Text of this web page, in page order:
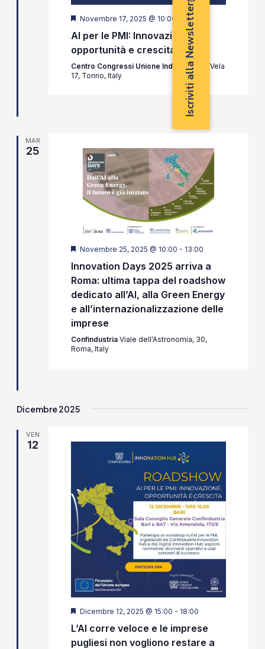
Segnalati
Novembre 17, 2025 @ 10:00 13:00
AI per le PMI: Innovazione,
opportunità e crescita
Centro Congressi Unione Industriali
Via Vela
17, Torino, Italy
MAR
25
Segnalati
Novembre 25, 2025 @ 10:00 - 13:00
Innovation Days 2025 arriva a
Roma: ultima tappa del roadshow
dedicato all’AI, alla Green Energy
e all’internazionalizzazione delle
imprese
Confindustria Viale dell'Astronomia, 30,
Roma, Italy
Dicembre 2025
VEN
12
Segnalati
Dicembre 12, 2025 @ 15:00 - 18:00
L’AI corre veloce e le imprese
pugliesi non vogliono restare a
Iscriviti alla Newsletter